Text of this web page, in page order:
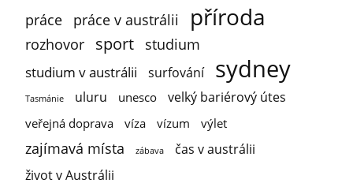
práce práce v austrálii příroda
rozhovor sport studium
studium v austrálii surfování sydney
Tasmánie uluru unesco velký bariérový útes
veřejná doprava víza vízum výlet
zajímavá místa zábava
čas v austrálii
život v Austrálii